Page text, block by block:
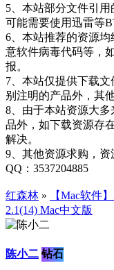
5、本站部分文件引
可能需要使用迅雷等
6、本站推荐的资源
意软件病毒代码等，
报。
7、本站仅提供下载
别注明的产品外，其
8、由于本站资源大
品外，如下载资源存
解决。
9、其他资源求购，
QQ：3537204885
红森林 »
【Mac软件
2.1(14) Mac中文版
陈小二 钻石